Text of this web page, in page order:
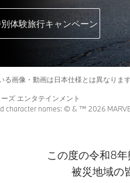
体験旅行キャンペーン
る画像・動画は日本仕様とは異なりま
ズ エンタテインメント
character names: © & ™ 2026
この度の令和8
被災地域の